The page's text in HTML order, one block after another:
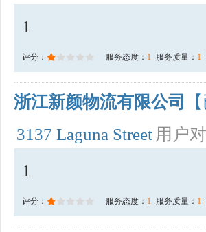
1
评分： 服务态度： 1 服务质量： 1
浙江新颜物流有限公司
3137 Laguna Street 用户
1
评分： 服务态度： 1 服务质量： 1